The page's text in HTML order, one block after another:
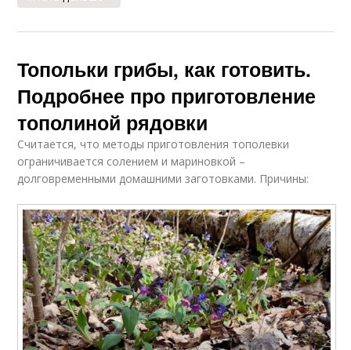
Топольки грибы, как готовить.
Подробнее про приготовление
тополиной рядовки
Считается, что методы приготовления тополевки
ограничивается солением и мариновкой –
долговременными домашними заготовками. Причины: